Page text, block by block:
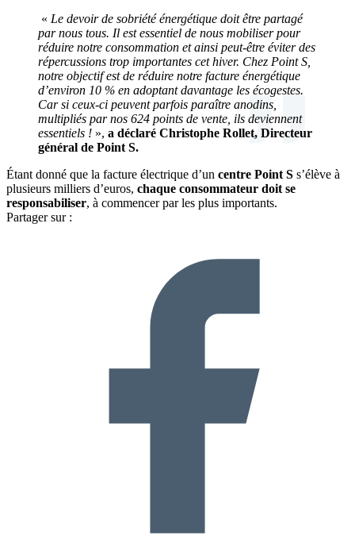
« Le devoir de sobriété énergétique doit être partagé
par nous tous. Il est essentiel de nous mobiliser pour
réduire notre consommation et ainsi peut-être éviter des
répercussions trop importantes cet hiver. Chez Point S,
notre objectif est de réduire notre facture énergétique
d’environ 10 % en adoptant davantage les écogestes.
Car si ceux-ci peuvent parfois paraître anodins,
multipliés par nos 624 points de vente, ils deviennent
essentiels ! », a déclaré Christophe Rollet, Directeur
général de Point S.
Étant donné que la facture électrique d’un centre Point S s’élève à
plusieurs milliers d’euros, chaque consommateur doit se
responsabiliser, à commencer par les plus importants.
Partager sur :